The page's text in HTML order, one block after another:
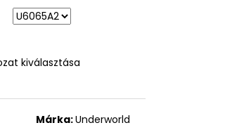
kiválasztása
Márka:Underworld